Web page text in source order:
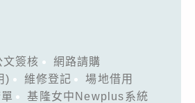
文簽核
網路請購
)
維修登記
場地借用
基隆女中Newplus系統